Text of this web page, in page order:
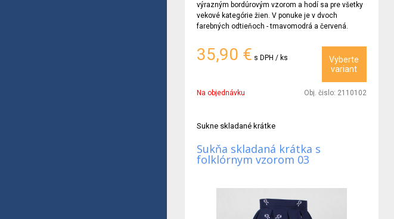
výrazným bordúrovým vzorom a hodí sa pre všetky
vekové kategórie žien. V ponuke je v dvoch
farebných odtieňoch - tmavomodrá a červená.
35,90 € s DPH / ks
Vyberte
variant
Na objednávku Obj. čislo: 2110102
Sukne skladané krátke
Sukňa skladaná krátka s
folklórnym vzorom 03